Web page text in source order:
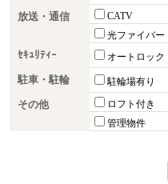
放送・通信 CATV
光ファイバー
ｾｷｭﾘﾃｨｰ オートロック
駐車・駐輪 駐輪場有り
その他 ロフト付き
管理物件